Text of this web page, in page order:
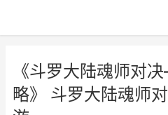
《斗罗大陆魂师对
略》 斗罗大陆魂师